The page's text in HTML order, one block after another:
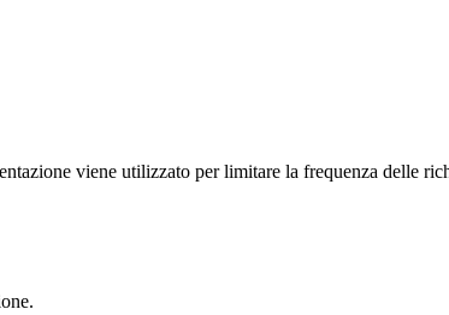
viene utilizzato per limitare la frequenza delle